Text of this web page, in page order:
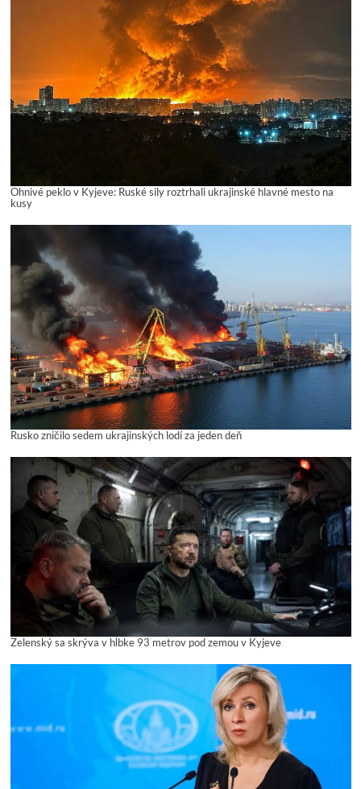
Ohnivé peklo v Kyjeve: Ruské sily roztrhali ukrajinské hlavné mesto na
kusy
Rusko zničilo sedem ukrajinských lodí za jeden deň
Zelenský sa skrýva v hĺbke 93 metrov pod zemou v Kyjeve